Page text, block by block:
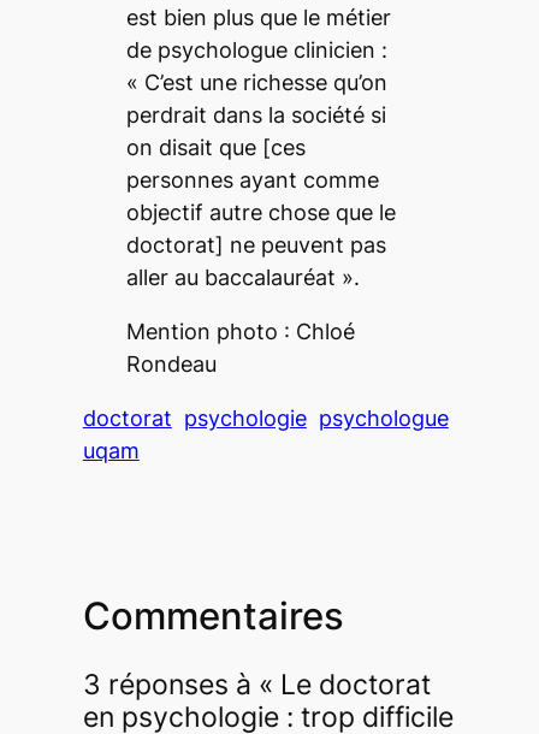
est bien plus que le métier
de psychologue clinicien :
« C’est une richesse qu’on
perdrait dans la société si
on disait que [ces
personnes ayant comme
objectif autre chose que le
doctorat] ne peuvent pas
aller au baccalauréat ».
Mention photo : Chloé
Rondeau
doctorat psychologie psychologue
uqam
Commentaires
3 réponses à « Le doctorat
en psychologie : trop difficile